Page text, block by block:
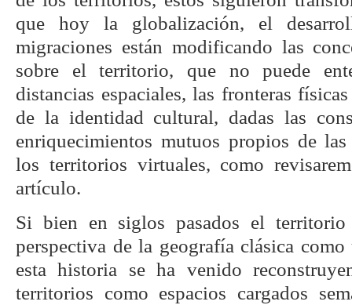
que hoy la globalización, el
migraciones están modificando las
sobre el territorio, que no puede
distancias espaciales, las fronteras
de la identidad cultural, dadas las
enriquecimientos mutuos propios de
los territorios virtuales, como
artículo.
Si bien en siglos pasados el
perspectiva de la geografía clásica
esta historia se ha venido
territorios como espacios cargados